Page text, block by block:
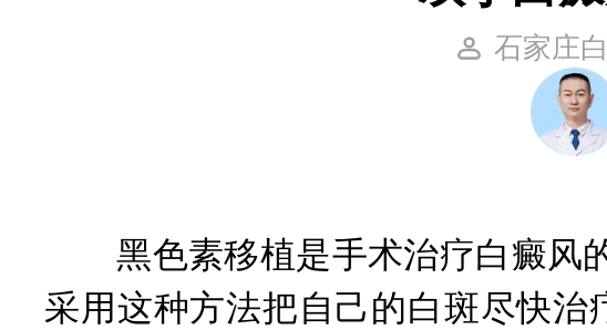
石家庄
主
擅长：青少
黑色素移植是手术治疗白癜风的
采用这种方法把自己的白斑尽快